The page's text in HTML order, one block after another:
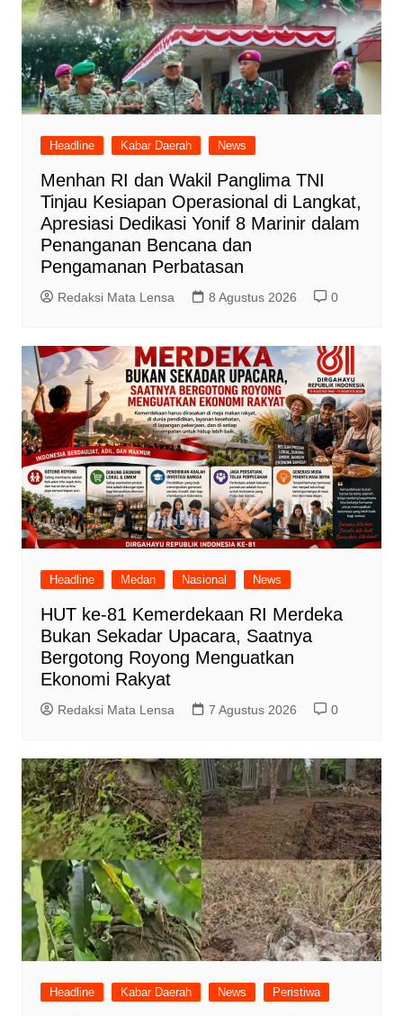
Headline Kabar Daerah News
Menhan RI dan Wakil Panglima TNI
Tinjau Kesiapan Operasional di Langkat,
Apresiasi Dedikasi Yonif 8 Marinir dalam
Penanganan Bencana dan
Pengamanan Perbatasan
Redaksi Mata Lensa 8 Agustus 2026 0
Headline Medan Nasional News
HUT ke-81 Kemerdekaan RI Merdeka
Bukan Sekadar Upacara, Saatnya
Bergotong Royong Menguatkan
Ekonomi Rakyat
Redaksi Mata Lensa 7 Agustus 2026 0
Headline Kabar Daerah News Peristiwa